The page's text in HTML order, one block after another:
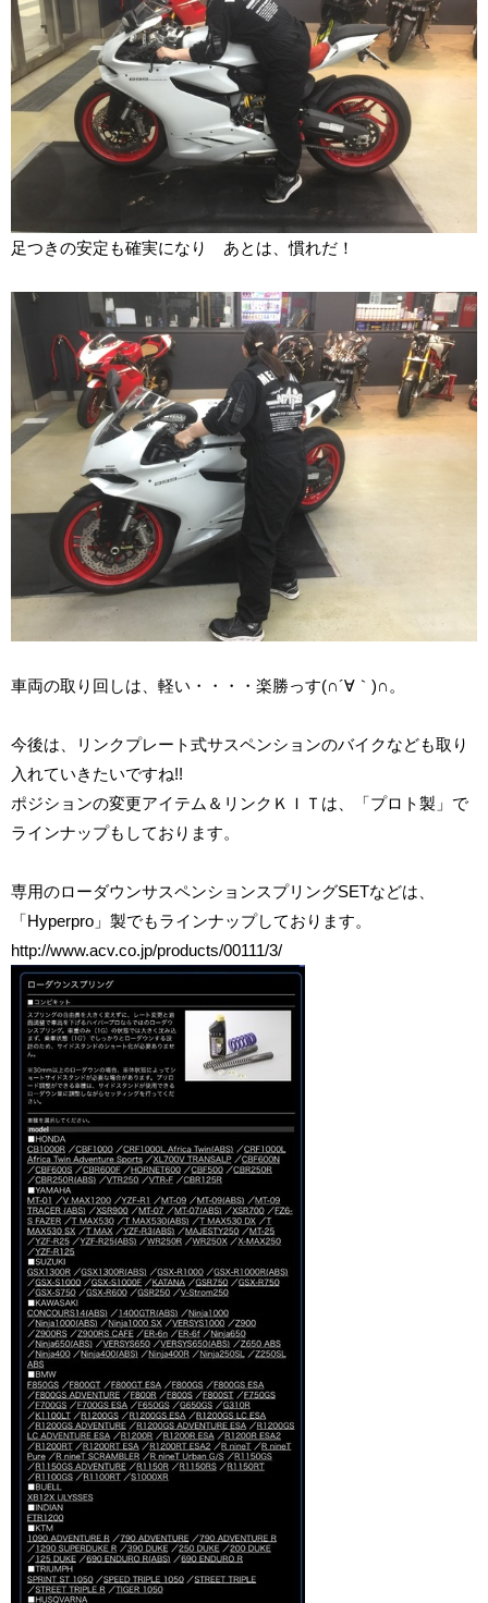
足つきの安定も確実になり あとは、慣れだ！
車両の取り回しは、軽い・・・・楽勝っす(∩´∀｀)∩。
今後は、リンクプレート式サスペンションのバイクなども取り
入れていきたいですね!!
ポジションの変更アイテム＆リンクＫＩＴは、「プロト製」で
ラインナップもしております。
専用のローダウンサスペンションスプリングSETなどは、
「Hyperpro」製でもラインナップしております。
http://www.acv.co.jp/products/00111/3/